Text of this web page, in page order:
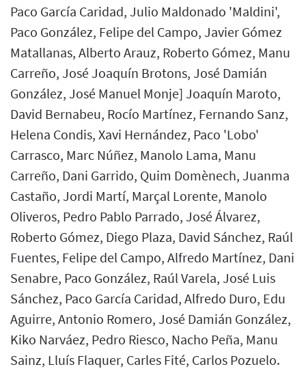
Paco García Caridad, Julio Maldonado 'Maldini',
Paco González, Felipe del Campo, Javier Gómez
Matallanas, Alberto Arauz, Roberto Gómez, Manu
Carreño, José Joaquín Brotons, José Damián
González, José Manuel Monje] Joaquín Maroto,
David Bernabeu, Rocío Martínez, Fernando Sanz,
Helena Condis, Xavi Hernández, Paco 'Lobo'
Carrasco, Marc Núñez, Manolo Lama, Manu
Carreño, Dani Garrido, Quim Domènech, Juanma
Castaño, Jordi Martí, Marçal Lorente, Manolo
Oliveros, Pedro Pablo Parrado, José Álvarez,
Roberto Gómez, Diego Plaza, David Sánchez, Raúl
Fuentes, Felipe del Campo, Alfredo Martínez, Dani
Senabre, Paco González, Raúl Varela, José Luis
Sánchez, Paco García Caridad, Alfredo Duro, Edu
Aguirre, Antonio Romero, José Damián González,
Kiko Narváez, Pedro Riesco, Nacho Peña, Manu
Sainz, Lluís Flaquer, Carles Fité, Carlos Pozuelo.